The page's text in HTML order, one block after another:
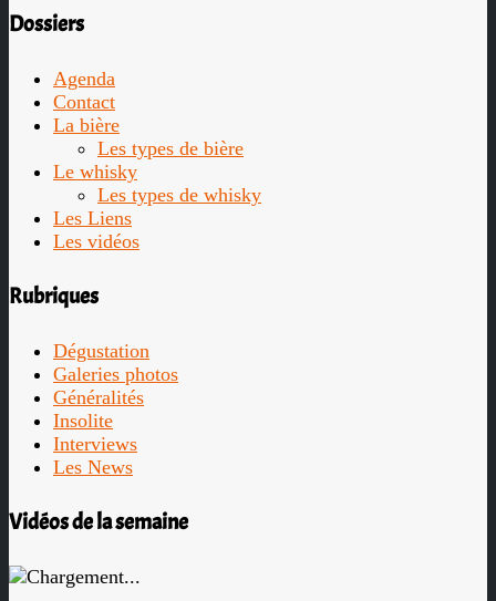
Dossiers
Agenda
Contact
La bière
Les types de bière
Le whisky
Les types de whisky
Les Liens
Les vidéos
Rubriques
Dégustation
Galeries photos
Généralités
Insolite
Interviews
Les News
Vidéos de la semaine